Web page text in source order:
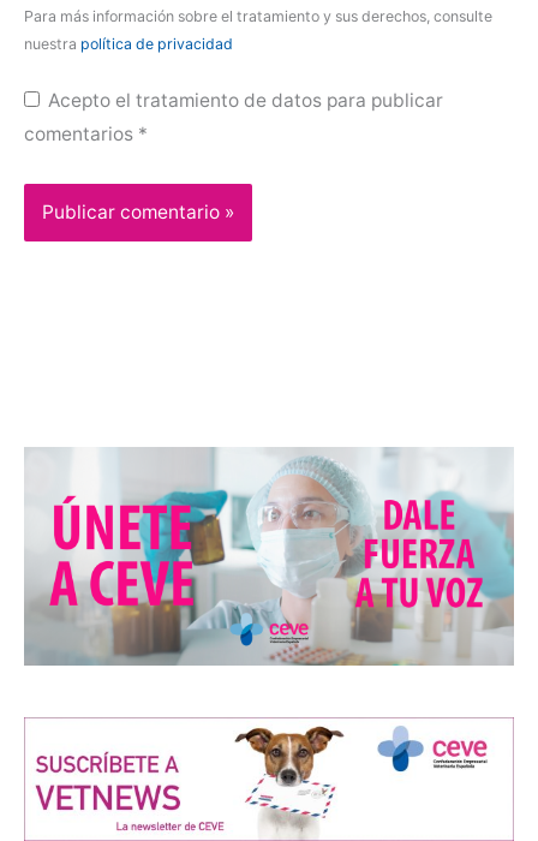
Para más información sobre el tratamiento y sus derechos, consulte
nuestra política de privacidad
Acepto el tratamiento de datos para publicar
comentarios *